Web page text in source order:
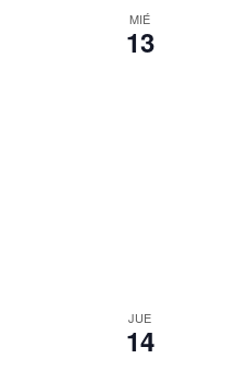
MIÉ
13
JUE
14